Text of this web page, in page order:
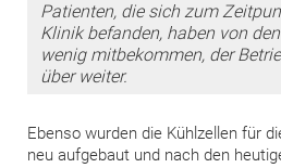
Patienten, die sich zum
Klinik befanden, haben von
wenig mitbekommen, der
über weiter.
Ebenso wurden die Kühlzellen für
neu aufgebaut und nach den